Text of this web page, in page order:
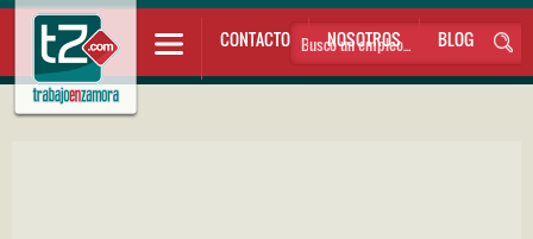
CONTACTO NOSOTROS BLOG